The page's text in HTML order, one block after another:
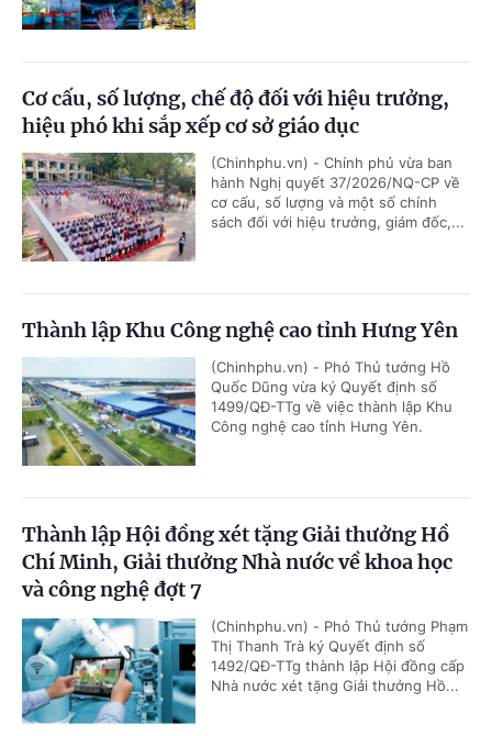
Cơ cấu, số lượng, chế độ đối với hiệu trưởng,
hiệu phó khi sắp xếp cơ sở giáo dục
(Chinhphu.vn) - Chính phủ vừa ban
hành Nghị quyết 37/2026/NQ-CP về
cơ cấu, số lượng và một số chính
sách đối với hiệu trưởng, giám đốc,...
Thành lập Khu Công nghệ cao tỉnh Hưng Yên
(Chinhphu.vn) - Phó Thủ tướng Hồ
Quốc Dũng vừa ký Quyết định số
1499/QĐ-TTg về việc thành lập Khu
Công nghệ cao tỉnh Hưng Yên.
Thành lập Hội đồng xét tặng Giải thưởng Hồ
Chí Minh, Giải thưởng Nhà nước về khoa học
và công nghệ đợt 7
(Chinhphu.vn) - Phó Thủ tướng Phạm
Thị Thanh Trà ký Quyết định số
1492/QĐ-TTg thành lập Hội đồng cấp
Nhà nước xét tặng Giải thưởng Hồ...